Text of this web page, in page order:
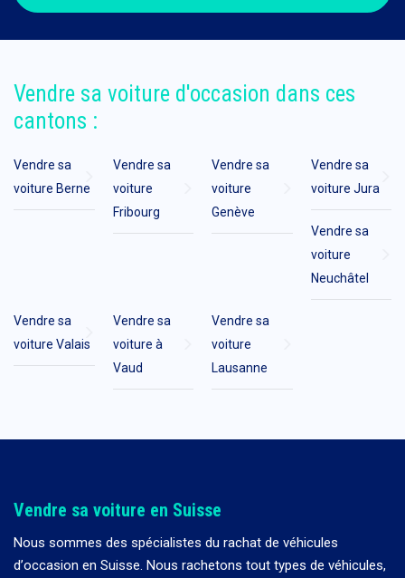
Vendre sa voiture d'occasion dans ces
cantons :
Vendre sa
voiture Berne
Vendre sa
voiture
Fribourg
Vendre sa
voiture
Genève
Vendre sa
voiture Jura
Vendre sa
voiture
Neuchâtel
Vendre sa
voiture Valais
Vendre sa
voiture à
Vaud
Vendre sa
voiture
Lausanne
Vendre sa voiture en Suisse
Nous sommes des spécialistes du rachat de véhicules
d’occasion en Suisse. Nous rachetons tout types de véhicules,